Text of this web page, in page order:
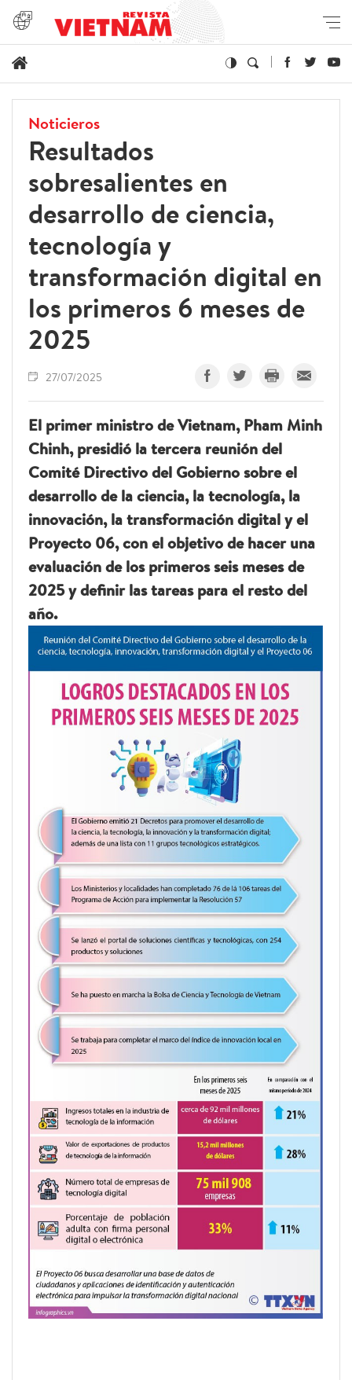
Noticieros
Resultados
sobresalientes en
desarrollo de ciencia,
tecnología y
transformación digital en
los primeros 6 meses de
2025
27/07/2025
El primer ministro de Vietnam, Pham Minh
Chinh, presidió la tercera reunión del
Comité Directivo del Gobierno sobre el
desarrollo de la ciencia, la tecnología, la
innovación, la transformación digital y el
Proyecto 06, con el objetivo de hacer una
evaluación de los primeros seis meses de
2025 y definir las tareas para el resto del
año.